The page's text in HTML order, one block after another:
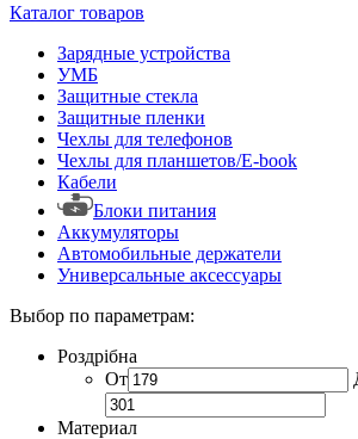
Каталог товаров
Зарядные устройства
УМБ
Защитные стекла
Защитные пленки
Чехлы для телефонов
Чехлы для планшетов/E-book
Кабели
Блоки питания
Аккумуляторы
Автомобильные держатели
Универсальные аксессуары
Выбор по параметрам:
Роздрібна
От
Материал